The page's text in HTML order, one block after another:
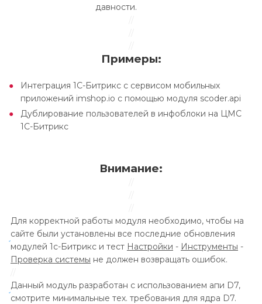
давности.
Примеры:
Интеграция 1С-Битрикс с сервисом мобильных
приложений imshop.io с помощью модуля scoder.api
Дублирование пользователей в инфоблоки на ЦМС
1С-Битрикс
Внимание:
Для корректной работы модуля необходимо, чтобы на
сайте были установлены все последние обновления
модулей 1с-Битрикс и тест Настройки - Инструменты -
Проверка системы не должен возвращать ошибок.
Данный модуль разработан с использованием апи D7,
смотрите минимальные тех. требования для ядра D7.